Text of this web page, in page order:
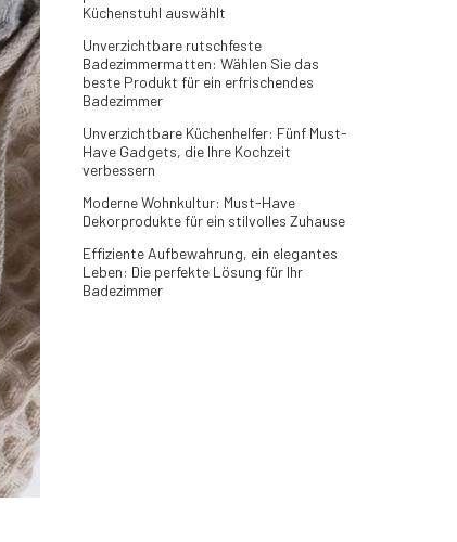
Küchenstuhl auswählt
Unverzichtbare rutschfeste
Badezimmermatten: Wählen Sie das
beste Produkt für ein erfrischendes
Badezimmer
Unverzichtbare Küchenhelfer: Fünf Must-
Have Gadgets, die Ihre Kochzeit
verbessern
Moderne Wohnkultur: Must-Have
Dekorprodukte für ein stilvolles Zuhause
Effiziente Aufbewahrung, ein elegantes
Leben: Die perfekte Lösung für Ihr
Badezimmer